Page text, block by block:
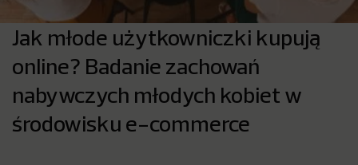
Jak młode użytkowniczki kupują
online? Badanie zachowań
nabywczych młodych kobiet w
środowisku e-commerce